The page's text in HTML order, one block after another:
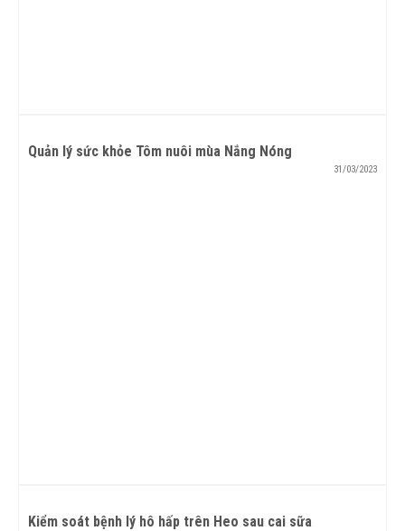
Quản lý sức khỏe Tôm nuôi mùa Nắng Nóng
31/03/2023
Kiểm soát bệnh lý hô hấp trên Heo sau cai sữa